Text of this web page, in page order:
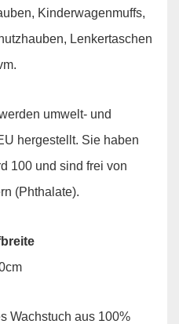
Kinderwagenmuffs,
Lenkertaschen
umwelt- und
hergestellt. Sie haben
100 und sind frei von
(Phthalate).
Wachstuch aus 100%